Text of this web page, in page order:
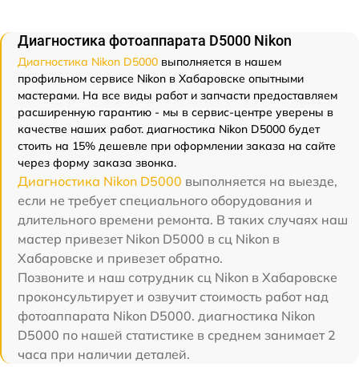
Диагностика фотоаппарата D5000 Nikon
Диагностика Nikon D5000 выполняется в нашем
профильном сервисе Nikon в Хабаровске опытными
мастерами. На все виды работ и запчасти предоставляем
расширенную гарантию - мы в сервис-центре уверены в
качестве наших работ. диагностика Nikon D5000 будет
стоить на 15% дешевле при оформлении заказа на сайте
через форму заказа звонка.
Диагностика Nikon D5000 выполняется на выезде,
если не требует специального оборудования и
длительного времени ремонта. В таких случаях наш
мастер привезет Nikon D5000 в сц Nikon в
Хабаровске и привезет обратно.
Позвоните и наш сотрудник сц Nikon в Хабаровске
проконсультирует и озвучит стоимость работ над
фотоаппарата Nikon D5000. диагностика Nikon
D5000 по нашей статистике в среднем занимает 2
часа при наличии деталей.